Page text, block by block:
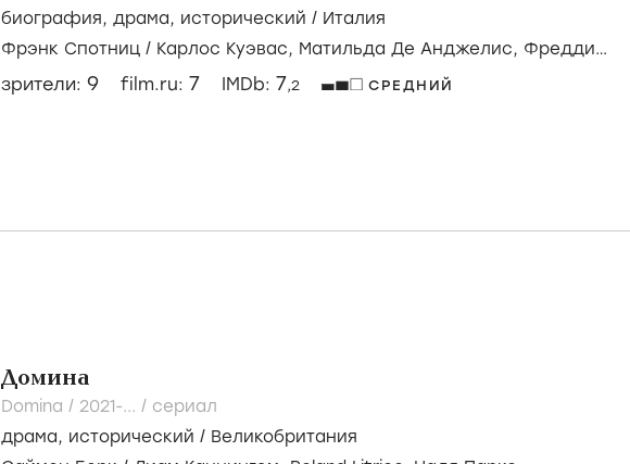
биография, драма, исторический / Италия
Фрэнк Спотниц / Карлос Куэвас, Матильда Де Анджелис, Фредди
зрители: 9 film.ru: 7 IMDb: 7,2 СРЕДНИЙ
Домина
Domina / 2021-... / сериал
драма, исторический / Великобритания